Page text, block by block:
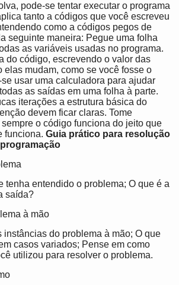
pode-se tentar executar o programa
tanto a códigos que você escreveu
como a códigos pegos de
seguinte maneira: Pegue uma folha
as variáveis usadas no programa.
do código, escrevendo o valor das
elas mudam, como se você fosse o
usar uma calculadora para ajudar
as saídas em uma folha à parte.
iterações a estrutura básica do
devem ficar claras. Tome
o código funciona do jeito que
funciona. Guia prático para resolução
tenha entendido o problema; O que é a
saída?
à mão
instâncias do problema à mão; O que
casos variados; Pense em como
utilizou para resolver o problema.